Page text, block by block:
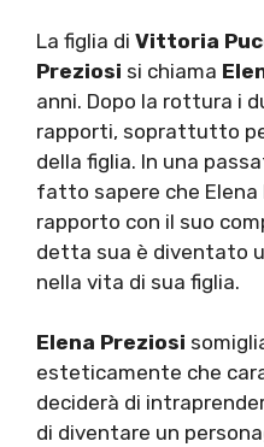
La figlia di Vittoria
Preziosi si chiama
anni. Dopo la rottura i
rapporti, soprattutto
della figlia. In una
fatto sapere che Elena
rapporto con il suo
detta sua è diventato
nella vita di sua figlia.
Elena Preziosi
esteticamente che
deciderà di
di diventare un